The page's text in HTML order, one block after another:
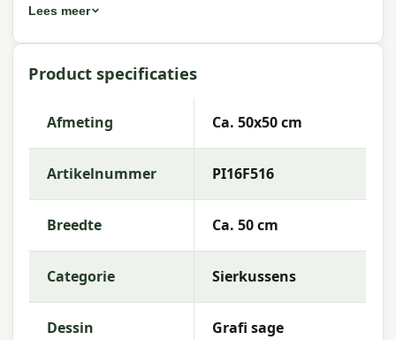
Artikelnummer:
EAN:8713229011376
Afmeting:Ca. 50x50 cm
Stof:50% Cotton 45% Polyester 5% Other fibers
Vulling:Polyester Fiberfill
Rits:Ja (hoes afneembaar)
Lees meer
Product specificaties
Afmeting Ca. 50x50 cm
Artikelnummer PI16F516
Breedte Ca. 50 cm
Categorie Sierkussens
Dessin Grafi sage